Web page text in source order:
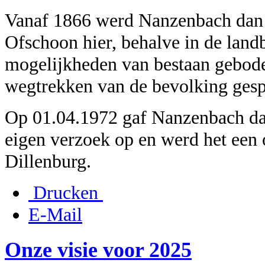
Vanaf 1866 werd Nanzenbach
Ofschoon hier, behalve in de
mogelijkheden van bestaan
wegtrekken van de bevolking
Op 01.04.1972 gaf Nanzenbach
eigen verzoek op en werd het een
Dillenburg.
Drucken
E-Mail
Onze visie voor 2025